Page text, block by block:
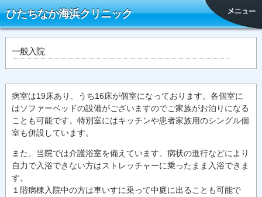
ひたちなか海浜クリニック
一般入院
病室は19床あり、うち16床が個室になっております。各個室に
はソファーベッドの設備がございますのでご家族がお泊りになる
ことも可能です。特別室にはキッチンや患者家族用のシングル個
室も併設しています。
また、当院では介護浴室を備えています。病状の進行などにより
自力で入浴できない方はストレッチャーに乗ったまま入浴できま
す。
１階病棟入院中の方は車いすに乗って中庭に出ることも可能で